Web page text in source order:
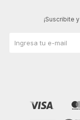
¡Suscribite